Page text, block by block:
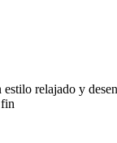
relajado y